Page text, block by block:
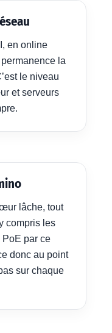
en online
la
le niveau
et serveurs
lâche, tout
compris les
PoE par ce
donc au point
sur chaque